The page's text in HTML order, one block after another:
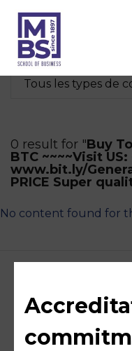
Tous les types de
0 result for "Buy
BTC ~~~~Visit US:
www.bit.ly/
PRICE Super
No content found for